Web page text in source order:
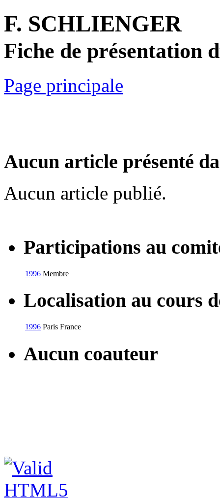
F. SCHLIENGER
Fiche de présentation
Page principale
Aucun article présenté
Aucun article publié.
Participations au
1996 Membre
Localisation au cours
1996 Paris France
Aucun coauteur